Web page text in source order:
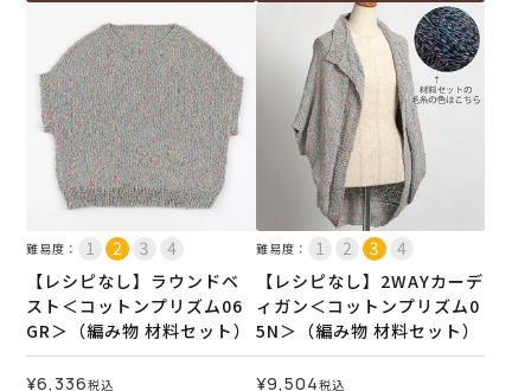
難易度：
【レシピなし】ラウンドベ
スト＜コットンプリズム06
GR＞（編み物 材料セット）
¥6,336税込
難易度：
【レシピなし】2WAYカーデ
ィガン＜コットンプリズム0
5N＞（編み物 材料セット）
¥9,504税込